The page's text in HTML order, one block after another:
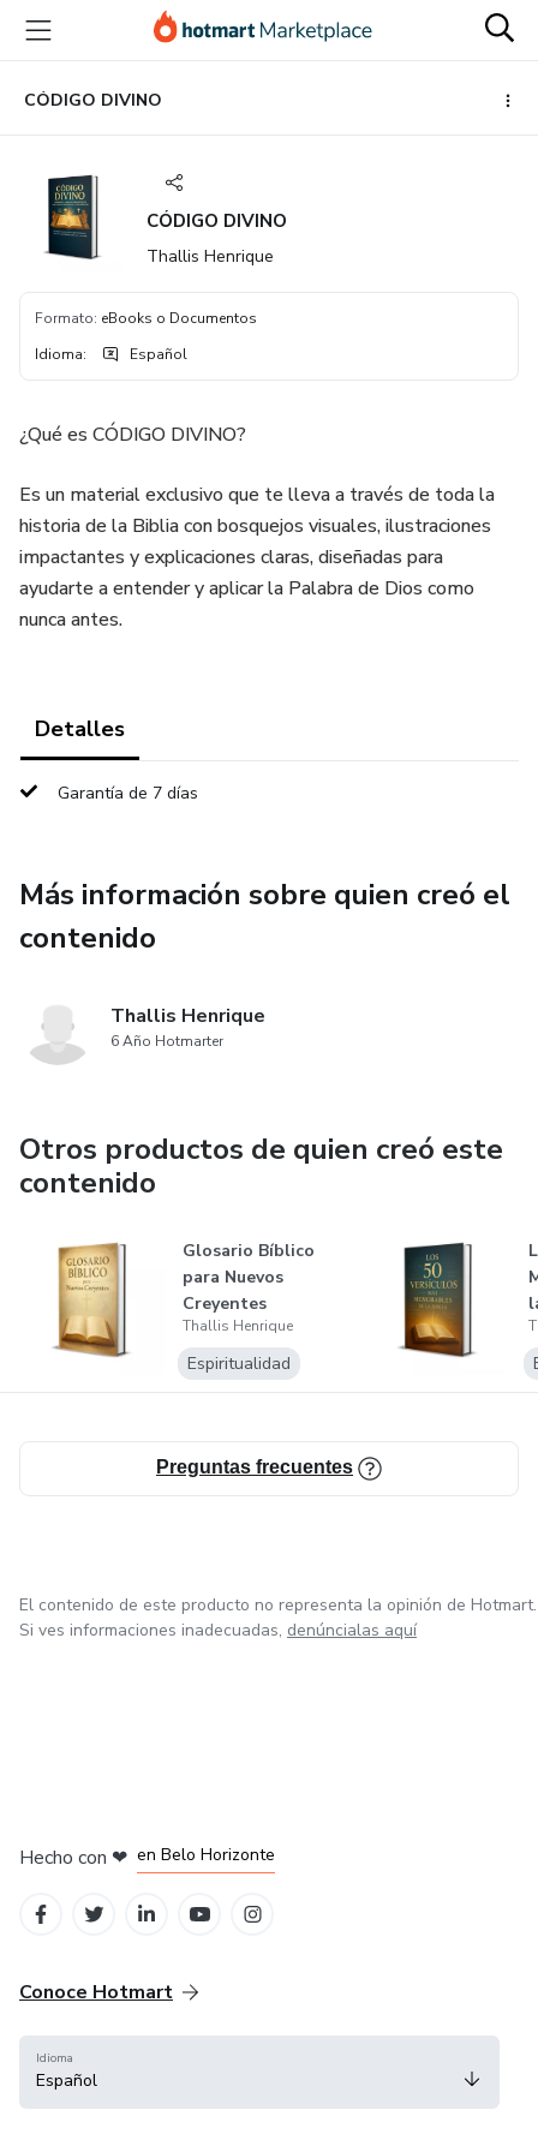
principal
página
de
página
CÓDIGO DIVINO
CÓDIGO DIVINO
Thallis Henrique
Formato: eBooks o Documentos
Idioma: Español
¿Qué es CÓDIGO DIVINO?
Es un material exclusivo que te lleva a través de toda la
historia de la Biblia con bosquejos visuales, ilustraciones
impactantes y explicaciones claras, diseñadas para
ayudarte a entender y aplicar la Palabra de Dios como
nunca antes.
Detalles
Garantía de 7 días
Más información sobre quien creó el
contenido
Thallis Henrique
6 Año Hotmarter
Otros productos de quien creó este
contenido
Glosario Bíblico
para Nuevos
Creyentes
Thallis Henrique
Espiritualidad
Preguntas frecuentes
El contenido de este producto no representa la opinión de Hotmart.
Si ves informaciones inadecuadas, denúncialas aquí
Hecho con ❤ en Belo Horizonte
Conoce Hotmart
Idioma
Español